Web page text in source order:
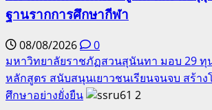
ฐานรากการศึกษากีฬา
08/08/2026
0
มหาวิทยาลัยราชภัฏสวนสุนันทา มอบ 29 ทุ
หลักสูตร สนับสนุนเยาวชนเรียนจนจบ สร้าง
ศึกษาอย่างยั่งยืน
2